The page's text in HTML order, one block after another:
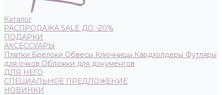
Каталог
РАСПРОДАЖА SALE ДО -20%
ПОДАРКИ
АКСЕССУАРЫ
Платки Брелоки Обвесы Ключницы Кардхолдеры Футляры
для очков Обложки для документов
ДЛЯ НЕГО
СПЕЦИАЛЬНОЕ ПРЕДЛОЖЕНИЕ
НОВИНКИ